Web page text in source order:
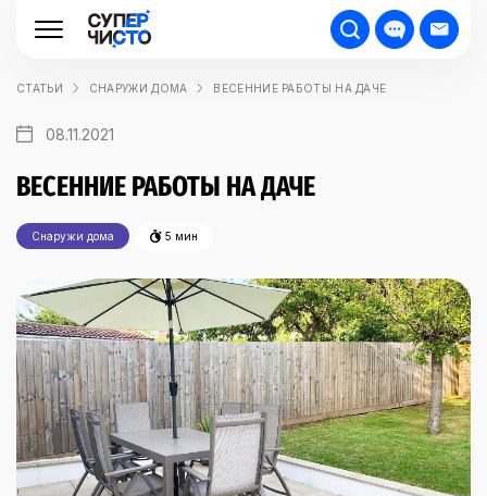
СТАТЬИ СНАРУЖИ ДОМА ВЕСЕННИЕ РАБОТЫ НА ДАЧЕ
08.11.2021
ВЕСЕННИЕ РАБОТЫ НА ДАЧЕ
Снаружи дома 5 мин